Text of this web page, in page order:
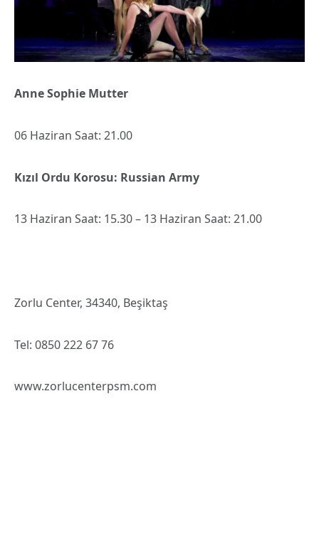
Anne Sophie Mutter
06 Haziran Saat: 21.00
Kızıl Ordu Korosu: Russian Army
13 Haziran Saat: 15.30 – 13 Haziran Saat: 21.00
Zorlu Center, 34340, Beşiktaş
Tel: 0850 222 67 76
www.zorlucenterpsm.com